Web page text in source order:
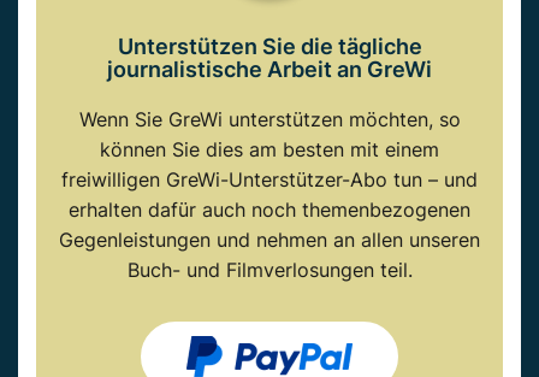
Unterstützen Sie die tägliche
journalistische Arbeit an GreWi
Wenn Sie GreWi unterstützen möchten, so
können Sie dies am besten mit einem
freiwilligen GreWi-Unterstützer-Abo tun – und
erhalten dafür auch noch themenbezogenen
Gegenleistungen und nehmen an allen unseren
Buch- und Filmverlosungen teil.